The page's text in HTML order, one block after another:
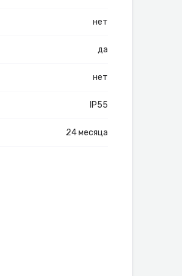
нет
да
нет
IP55
24 месяца